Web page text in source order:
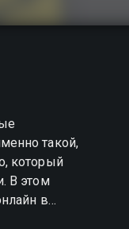
такой,
который
В этом
в